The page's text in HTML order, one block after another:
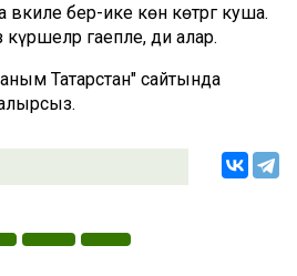
вәкиле бер-ике көн көтәргә куша.
күршеләр гаепле, ди алар.
Татарстан" сайтында